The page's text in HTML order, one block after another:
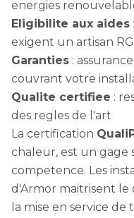
energies
Eligibilite aux aides
exigent un artisan
Garanties :
couvrant votre
Qualite certifiee :
des regles de l'art
La certification
chaleur, est un gage
competence. Les
d'Armor maitrisent le
la mise en service de